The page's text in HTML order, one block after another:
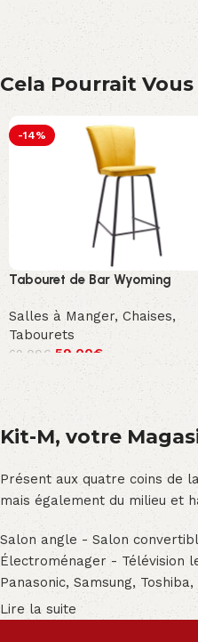
Cela Pourrait
-14%
Tabouret de Bar Wyoming
Salles à Manger, Chaises,
Tabourets
69.00€ 59.00€
Kit-M, votre
Présent aux quatre coins de
mais également du milieu et
Salon angle - Salon
Électroménager - Télévision
Panasonic, Samsung,
Lire la suite